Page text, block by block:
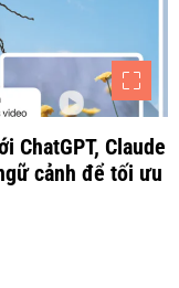
ChatGPT, Claude
cảnh để tối ưu